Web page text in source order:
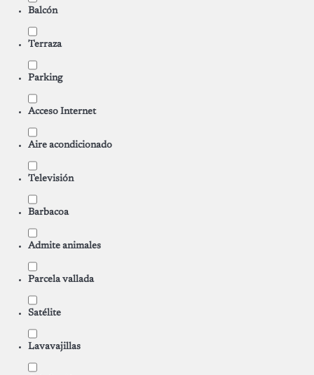
Balcón
Terraza
Parking
Acceso Internet
Aire acondicionado
Televisión
Barbacoa
Admite animales
Parcela vallada
Satélite
Lavavajillas